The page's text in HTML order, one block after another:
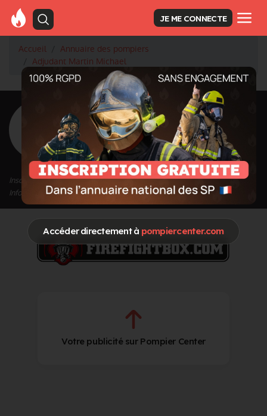
Accéder directement à pompiercenter.com
JE ME CONNECTE
Accueil
Annuaire des pompiers
Adjudant Martin Michael
<Retour à la liste des pompiers
Martin Michael
Grade : Adjudant
Inscrit depuis le 24/03/2021 à 17:14
Informations mises à jour le 24/03/2021 à 17:15
Votre publicité sur Pompier Center